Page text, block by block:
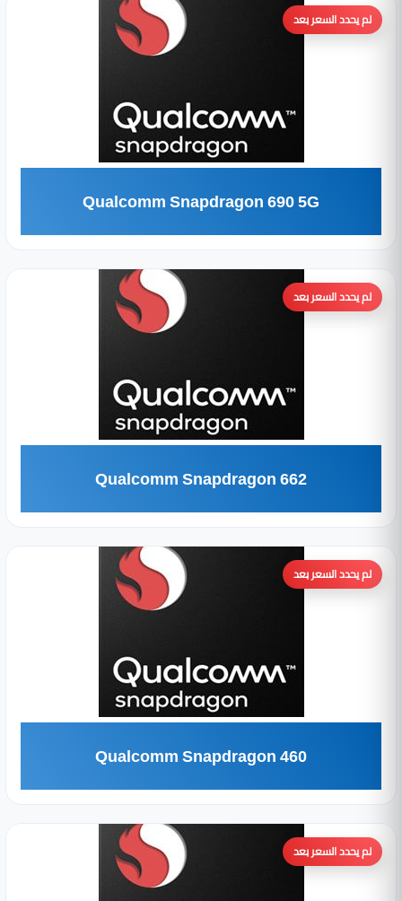
لم يحدد السعر بعد
Qualcomm Snapdragon 690 5G
لم يحدد السعر بعد
Qualcomm Snapdragon 662
لم يحدد السعر بعد
Qualcomm Snapdragon 460
لم يحدد السعر بعد